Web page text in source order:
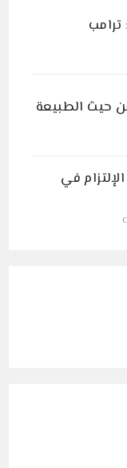
ترامب
في